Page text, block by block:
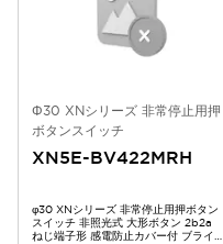
Φ30 XNシリーズ 非常停止用押
ボタンスイッチ
XN5E-BV422MRH
φ30 XNシリーズ 非常停止用押ボタン
スイッチ 非照光式 大形ボタン 2b2a
ねじ端子形 感電防止カバー付 ブライト